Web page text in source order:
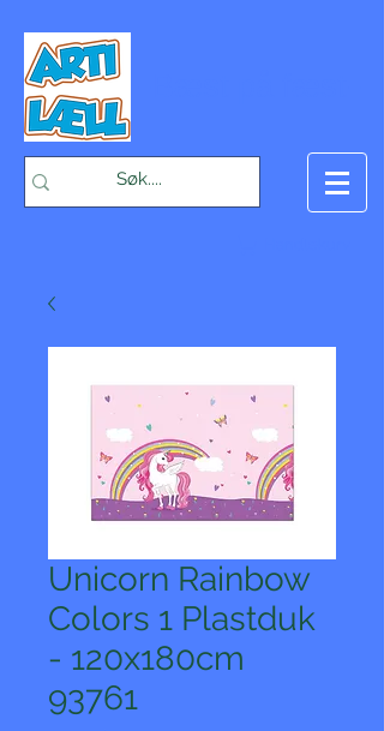
Unicorn Rainbow
Colors 1 Plastduk
- 120x180cm
93761